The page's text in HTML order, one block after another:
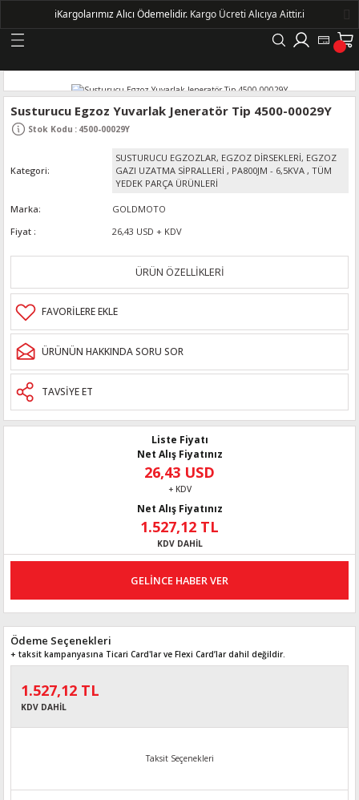
Geri Dön
Susturucu Egzoz Yuvarlak Jeneratör Tip 4500-00029Y
Stok Kodu : 4500-00029Y
Kategori
SUSTURUCU EGZOZLAR, EGZOZ DİRSEKLERİ, EGZOZ
GAZI UZATMA SİPRALLERİ , PA800JM - 6,5KVA , TÜM
YEDEK PARÇA ÜRÜNLERİ
Marka
GOLDMOTO
Fiyat
26,43 USD + KDV
ÜRÜN ÖZELLİKLERİ
ÜRÜNÜN HAKKINDA SORU SOR
TAVSİYE ET
Liste Fiyatı
Net Alış Fiyatınız
26,43 USD
+ KDV
Net Alış Fiyatınız
1.527,12 TL
KDV DAHİL
GELİNCE HABER VER
Ödeme Seçenekleri
+ taksit kampanyasına Ticari Card'lar ve Flexi Card’lar dahil değildir.
1.527,12 TL
KDV DAHİL
Taksit Seçenekleri
ℹ️Kargolarımız Alıcı Ödemelidir. Kargo Ücreti Alıcıya Aittir.ℹ️